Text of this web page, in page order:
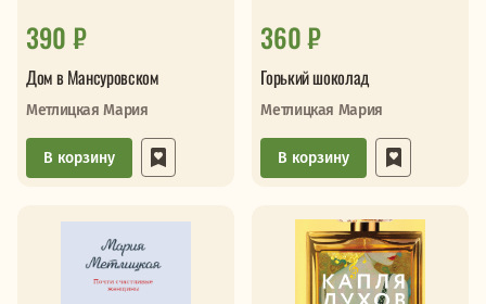
390 ₽
Дом в Мансуровском
Метлицкая Мария
В корзину
360 ₽
Горький шоколад
Метлицкая Мария
В корзину